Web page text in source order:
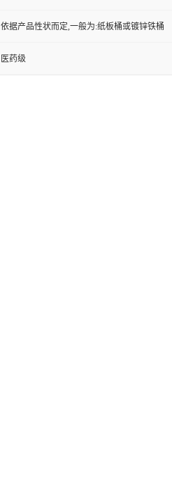
依据产品性状而定,一般为:纸板桶或镀锌铁桶
医药级